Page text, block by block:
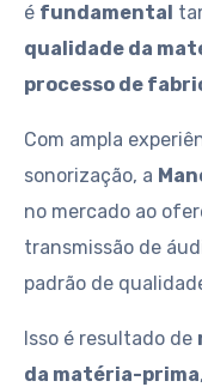
é fundamental
qualidade da
processo de
Com ampla
sonorização, a
no mercado ao
transmissão de
padrão de
Isso é resultado de
da matéria-prima